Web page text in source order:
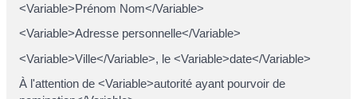
<Variable>Prénom Nom</Variable>
<Variable>Adresse personnelle</Variable>
<Variable>Ville</Variable>, le <Variable>date</Variable>
À l'attention de <Variable>autorité ayant pourvoir de